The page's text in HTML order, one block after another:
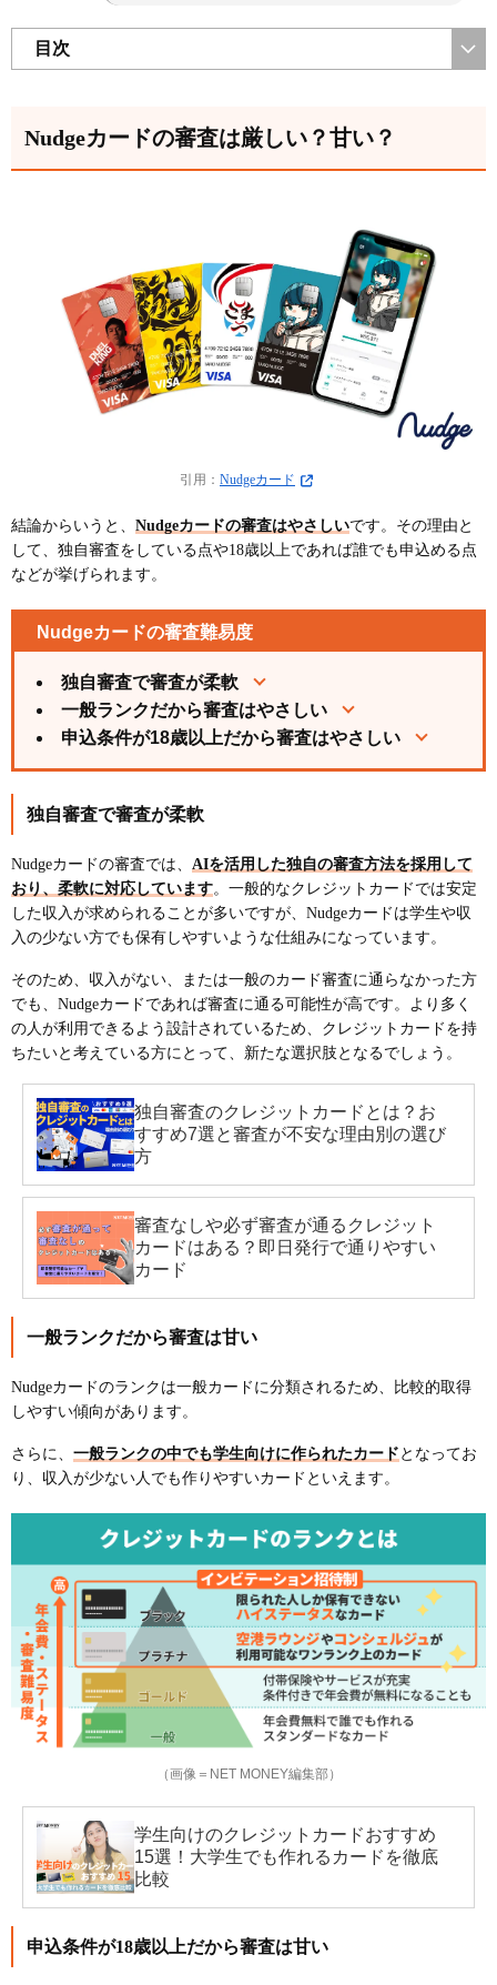
目次
Nudgeカードの審査は厳しい？甘い？
引用： Nudgeカード
結論からいうと、 Nudgeカードの審査はやさしいです。その理由と
して、独自審査をしている点や18歳以上であれば誰でも申込める点
などが挙げられます。
Nudgeカードの審査難易度
独自審査で審査が柔軟
一般ランクだから審査はやさしい
申込条件が18歳以上だから審査はやさしい
独自審査で審査が柔軟
Nudgeカードの審査では、 AIを活用した独自の審査方法を採用して
おり、柔軟に対応しています。一般的なクレジットカードでは安定
した収入が求められることが多いですが、Nudgeカードは学生や収
入の少ない方でも保有しやすいような仕組みになっています。
そのため、収入がない、または一般のカード審査に通らなかった方
でも、Nudgeカードであれば審査に通る可能性が高です。より多く
の人が利用できるよう設計されているため、クレジットカードを持
ちたいと考えている方にとって、新たな選択肢となるでしょう。
独自審査のクレジットカードとは？お
すすめ7選と審査が不安な理由別の選び
方
審査なしや必ず審査が通るクレジット
カードはある？即日発行で通りやすい
カード
一般ランクだから審査は甘い
Nudgeカードのランクは一般カードに分類されるため、比較的取得
しやすい傾向があります。
さらに、 一般ランクの中でも学生向けに作られたカード となってお
り、収入が少ない人でも作りやすいカードといえます。
（画像＝NET MONEY編集部）
学生向けのクレジットカードおすすめ
15選！大学生でも作れるカードを徹底
比較
申込条件が18歳以上だから審査は甘い